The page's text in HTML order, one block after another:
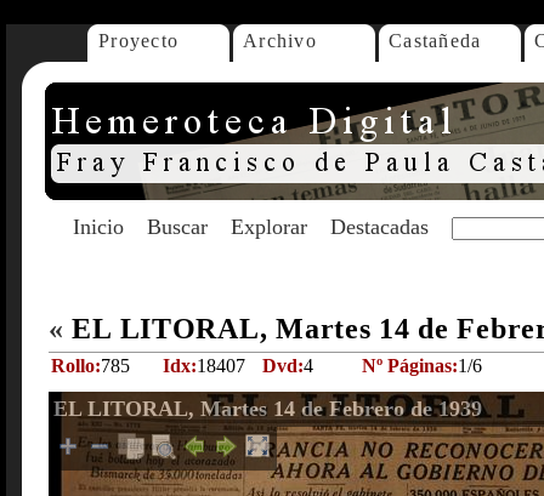
Proyecto Archivo Castañeda
Inicio Buscar Explorar Destacadas
« EL LITORAL, Martes 14 de
Rollo:785 Idx:18407 Dvd:4 Nº Páginas:1/6
EL LITORAL, Martes 14 de Febrero de 1939